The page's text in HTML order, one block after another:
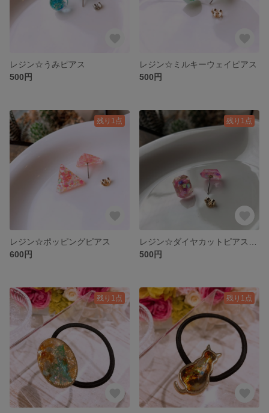
レジン☆うみピアス
500円
レジン☆ミルキーウェイピアス
500円
残り1点
レジン☆ポッピングピアス
600円
残り1点
500円
残り1点 残り1点